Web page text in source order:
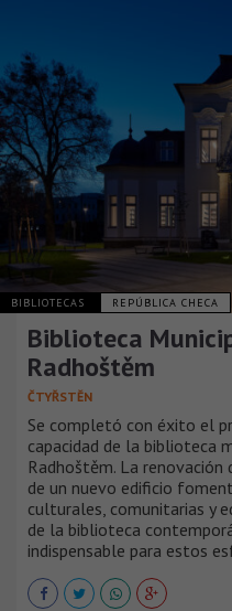
BIBLIOTECAS REPÚBLICA CHECA
Biblioteca
Radhoštěm
ČTYŘSTĚN
Se completó con éxito el
capacidad de la biblioteca
Radhoštěm. La
de un nuevo edificio
culturales, comunitarias y
de la biblioteca
indispensable para estos